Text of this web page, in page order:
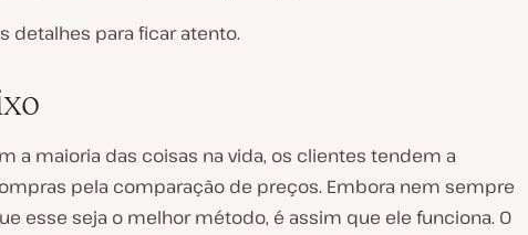
detalhes para ficar atento.
a maioria das coisas na vida, os clientes tendem a
pela comparação de preços. Embora nem sempre
esse seja o melhor método, é assim que ele funciona. O